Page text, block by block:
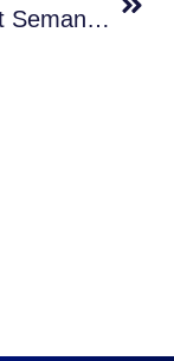
Checklist Semanal Para Mantener Tu Piscina Doméstica En Perfectas Condiciones